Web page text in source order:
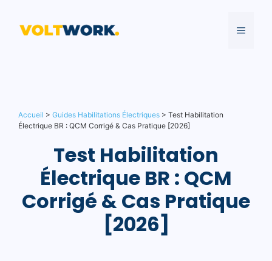
contenu
MENU
Accueil > Guides Habilitations Électriques > Test Habilitation
Électrique BR : QCM Corrigé & Cas Pratique [2026]
Test Habilitation
Électrique BR : QCM
Corrigé & Cas Pratique
[2026]